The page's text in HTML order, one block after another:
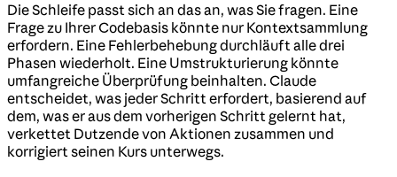
Die Schleife passt sich an das an, was Sie fragen. Eine
Frage zu Ihrer Codebasis könnte nur Kontextsammlung
erfordern. Eine Fehlerbehebung durchläuft alle drei
Phasen wiederholt. Eine Umstrukturierung könnte
umfangreiche Überprüfung beinhalten. Claude
entscheidet, was jeder Schritt erfordert, basierend auf
dem, was er aus dem vorherigen Schritt gelernt hat,
verkettet Dutzende von Aktionen zusammen und
korrigiert seinen Kurs unterwegs.